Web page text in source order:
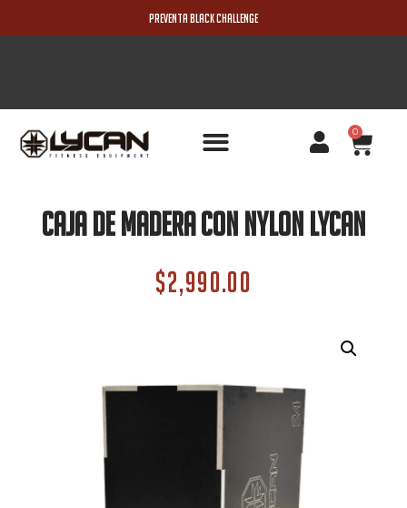
PREVENTA BLACK CHALLENGE
0
Caja De Madera Con Nylon Lycan
$2,990.00